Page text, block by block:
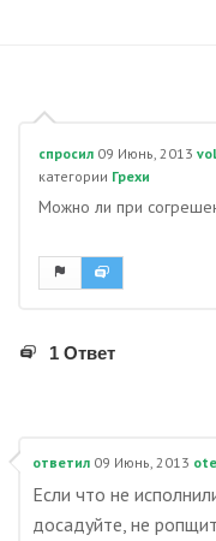
спросил 09 Июнь, 2013
категории Грехи
Можно ли при
1 Ответ
ответил 09 Июнь, 2013
Если что не
досадуйте, не